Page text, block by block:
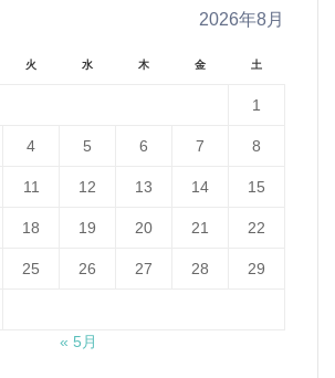
2026年8月
火 水 木 金 土
1
4 5 6 7 8
11 12 13 14 15
18 19 20 21 22
25 26 27 28 29
« 5月